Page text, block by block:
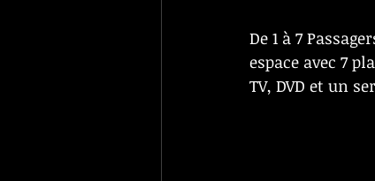
De 1 à 7
espace avec 7
TV, DVD et un